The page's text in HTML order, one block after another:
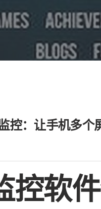
控：让手机多个
控软